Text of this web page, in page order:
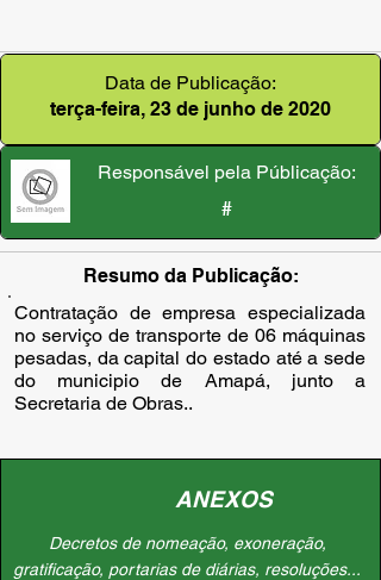
Data de Publicação:
terça-feira, 23 de junho de 2020
Responsável pela Públicação:
#
Resumo da Publicação:
Contratação de empresa especializada
no serviço de transporte de 06 máquinas
pesadas, da capital do estado até a sede
do municipio de Amapá, junto a
Secretaria de Obras..
ANEXOS
Decretos de nomeação, exoneração,
gratificação, portarias de diárias, resoluções...